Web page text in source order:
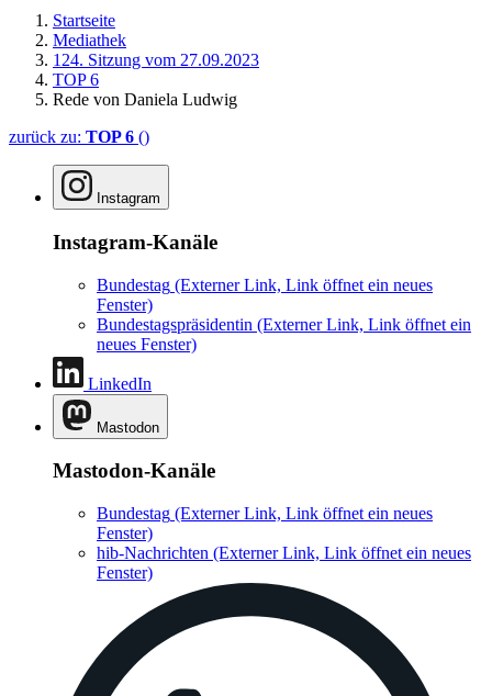
Startseite
Mediathek
124. Sitzung vom 27.09.2023
TOP 6
Rede von Daniela Ludwig
zurück zu: TOP 6 ()
Instagram
Instagram-Kanäle
Bundestag (Externer Link, Link öffnet ein neues
Fenster)
Bundestagspräsidentin (Externer Link, Link öffnet ein
neues Fenster)
LinkedIn
Mastodon
Mastodon-Kanäle
Bundestag (Externer Link, Link öffnet ein neues
Fenster)
hib-Nachrichten (Externer Link, Link öffnet ein neues
Fenster)